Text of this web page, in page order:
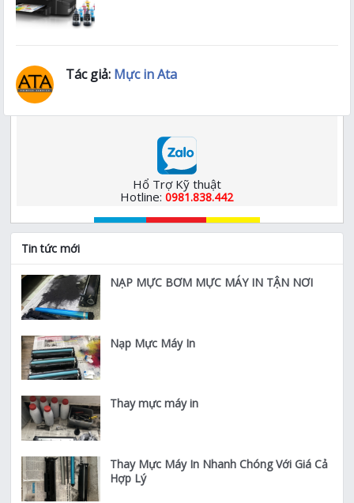
Tác giả: Mực in Ata
Hổ Trợ Kỹ thuật
Hotline:0981.838.442
Tin tức mới
NẠP MỰC BƠM MỰC MÁY IN TẬN NƠI
Nạp Mực Máy In
Thay mực máy in
Thay Mực Máy In Nhanh Chóng Với Giá Cả
Hợp Lý